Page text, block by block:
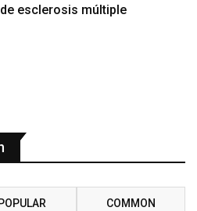
esclerosis múltiple
POPULAR COMMON